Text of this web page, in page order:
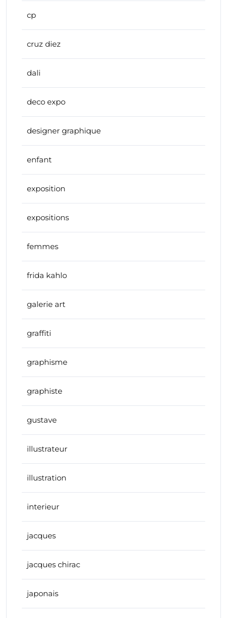
cp
cruz diez
dali
deco expo
designer graphique
enfant
exposition
expositions
femmes
frida kahlo
galerie art
graffiti
graphisme
graphiste
gustave
illustrateur
illustration
interieur
jacques
jacques chirac
japonais